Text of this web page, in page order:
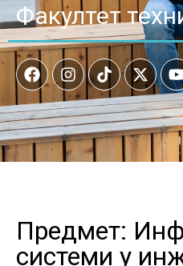
Факултет
Предмет:
системи у